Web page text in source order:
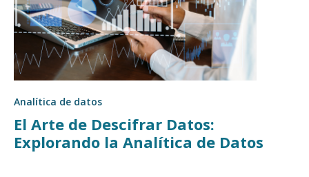
Analítica de datos
El Arte de Descifrar Datos:
Explorando la Analítica de Datos